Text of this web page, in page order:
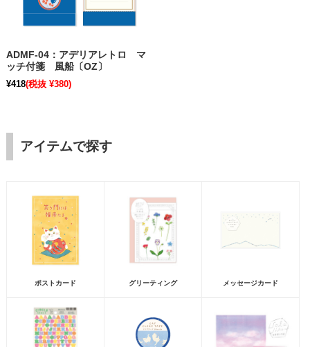
ADMF-04：アデリアレトロ マ
ッチ付箋 風船〔OZ〕
¥418(税抜 ¥380)
アイテムで探す
ポストカード グリーティング メッセージカード